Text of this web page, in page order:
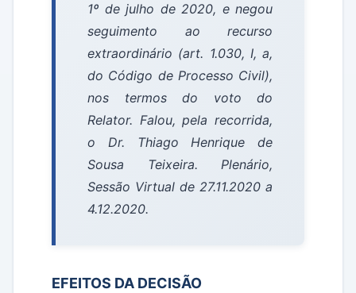
1º de julho de 2020, e negou
seguimento ao recurso
extraordinário (art. 1.030, I, a,
do Código de Processo Civil),
nos termos do voto do
Relator. Falou, pela recorrida,
o Dr. Thiago Henrique de
Sousa Teixeira. Plenário,
Sessão Virtual de 27.11.2020 a
4.12.2020.
EFEITOS DA DECISÃO